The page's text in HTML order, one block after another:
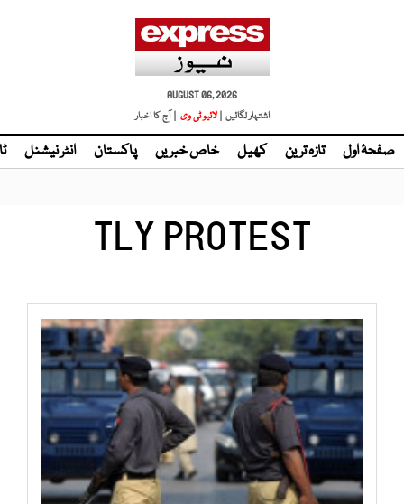
AUGUST 06, 2026
اشتہار لگائیں | لائیو ٹی وی | آج کا اخبار
صفحۂ اول تازہ ترین کھیل خاص خبریں پاکستان انٹر نیشنل
TLY PROTEST